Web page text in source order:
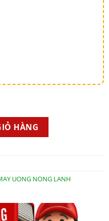
₫.
DH-4UDP1VZ (có bơm
HÀNG
UONG NONG LANH